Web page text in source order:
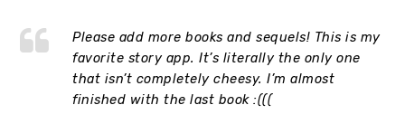
Please add more books and sequels! This is my
favorite story app. It’s literally the only one
that isn’t completely cheesy. I’m almost
finished with the last book :(((